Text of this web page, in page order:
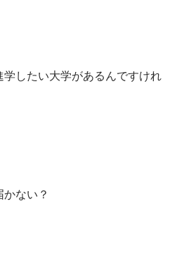
したい大学があるんですけれ
ない？